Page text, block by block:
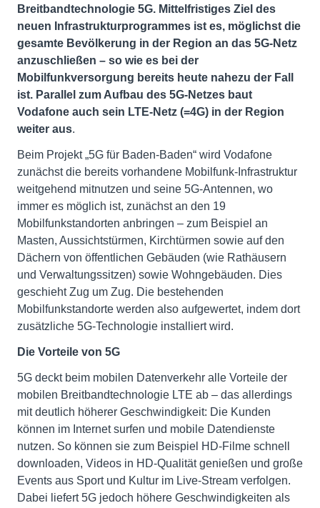
Breitbandtechnologie 5G. Mittelfristiges Ziel des
neuen Infrastrukturprogrammes ist es, möglichst die
gesamte Bevölkerung in der Region an das 5G-Netz
anzuschließen – so wie es bei der
Mobilfunkversorgung bereits heute nahezu der Fall
ist. Parallel zum Aufbau des 5G-Netzes baut
Vodafone auch sein LTE-Netz (=4G) in der Region
weiter aus.
Beim Projekt „5G für Baden-Baden“ wird Vodafone
zunächst die bereits vorhandene Mobilfunk-Infrastruktur
weitgehend mitnutzen und seine 5G-Antennen, wo
immer es möglich ist, zunächst an den 19
Mobilfunkstandorten anbringen – zum Beispiel an
Masten, Aussichtstürmen, Kirchtürmen sowie auf den
Dächern von öffentlichen Gebäuden (wie Rathäusern
und Verwaltungssitzen) sowie Wohngebäuden. Dies
geschieht Zug um Zug. Die bestehenden
Mobilfunkstandorte werden also aufgewertet, indem dort
zusätzliche 5G-Technologie installiert wird.
Die Vorteile von 5G
5G deckt beim mobilen Datenverkehr alle Vorteile der
mobilen Breitbandtechnologie LTE ab – das allerdings
mit deutlich höherer Geschwindigkeit: Die Kunden
können im Internet surfen und mobile Datendienste
nutzen. So können sie zum Beispiel HD-Filme schnell
downloaden, Videos in HD-Qualität genießen und große
Events aus Sport und Kultur im Live-Stream verfolgen.
Dabei liefert 5G jedoch höhere Geschwindigkeiten als